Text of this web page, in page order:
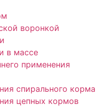
воронкой
в массе
применения
спирального корма
цепных кормов